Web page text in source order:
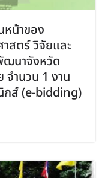
น้าของ
สตร์ วิจัยและ
ฒนาจังหวัด
จำนวน 1 งาน
กส์ (e-bidding)